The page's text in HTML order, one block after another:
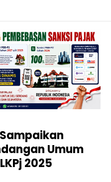
Umum
2025